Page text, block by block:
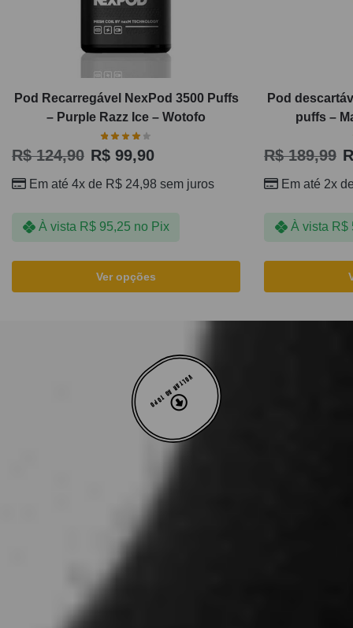
Pod Recarregável NexPod 3500 Puffs
– Purple Razz Ice – Wotofo
R$124,90 R$ 99,90
Em até 4x de R$ 24,98 sem juros
À vista R$95,25 no Pix
Ver opções
Pod
puffs –
R$189,99
Em até 2x
À vista R$
VOLTAR AO TOPO